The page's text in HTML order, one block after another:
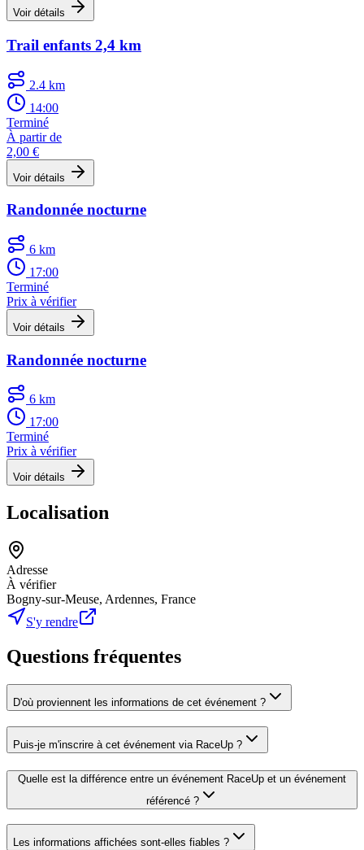
Voir détails
Trail enfants 2,4 km
2.4 km
14:00
Terminé
À partir de
2,00 €
Voir détails
Randonnée nocturne
6 km
17:00
Terminé
Prix à vérifier
Voir détails
Randonnée nocturne
6 km
17:00
Terminé
Prix à vérifier
Voir détails
Localisation
Adresse
À vérifier
Bogny-sur-Meuse, Ardennes, France
S'y rendre
Questions fréquentes
D'où proviennent les informations de cet événement ?
Puis-je m'inscrire à cet événement via RaceUp ?
Quelle est la différence entre un événement RaceUp et un événement
référencé ?
Les informations affichées sont-elles fiables ?